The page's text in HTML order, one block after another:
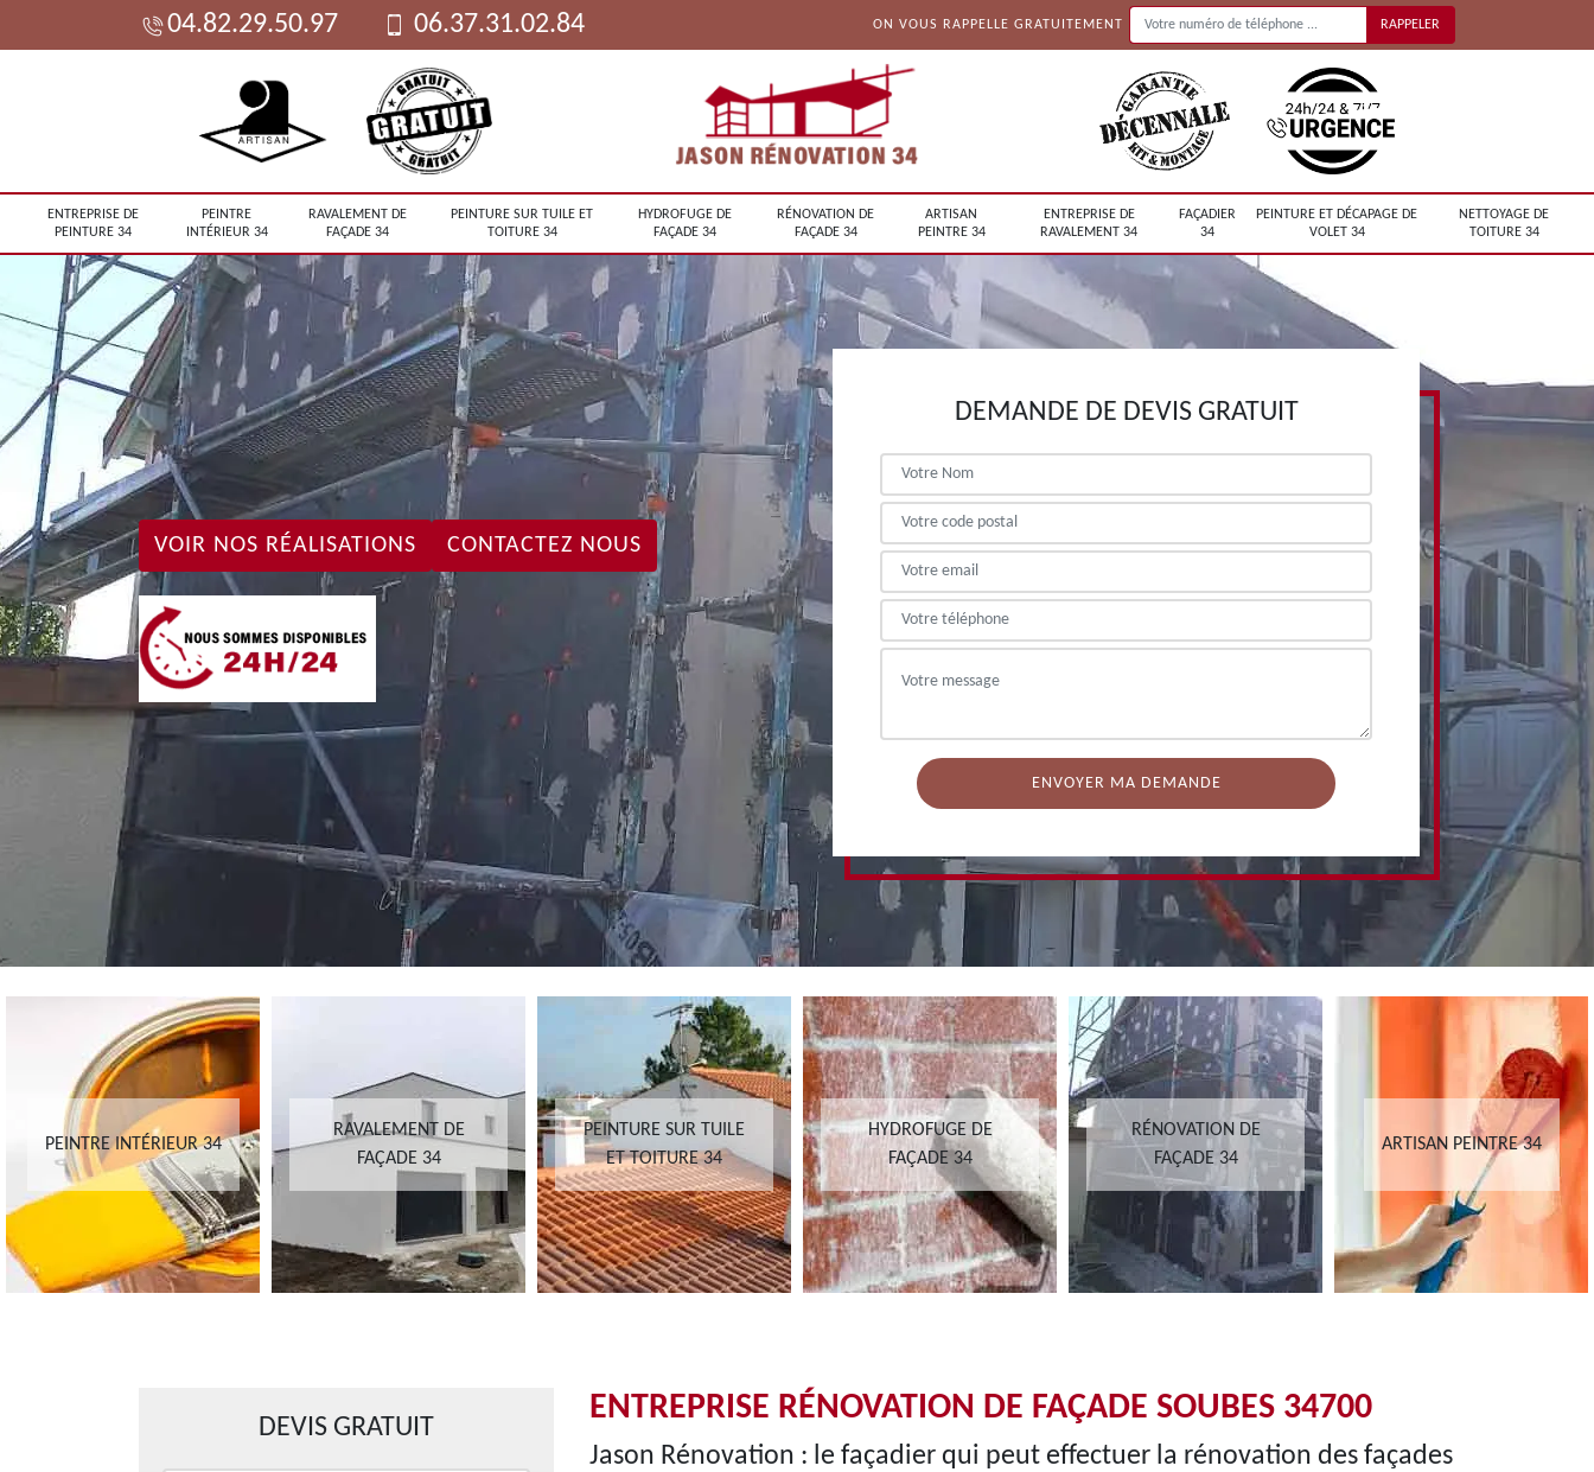
04.82.29.50.97 06.37.31.02.84 ON VOUS RAPPELLE GRATUITEMENT
ENTREPRISE DE
PEINTURE 34
PEINTRE
INTÉRIEUR 34
RAVALEMENT DE
FAÇADE 34
PEINTURE SUR TUILE ET
TOITURE 34
HYDROFUGE DE
FAÇADE 34
RÉNOVATION DE
FAÇADE 34
ARTISAN
PEINTRE 34
ENTREPRISE DE
RAVALEMENT 34
FAÇADIER
34
PEINTURE ET DÉCAPAGE DE
VOLET 34
NETTOYAGE DE
TOITURE 34
VOIR NOS RÉALISATIONS CONTACTEZ NOUS
DEMANDE DE DEVIS GRATUIT
PEINTRE INTÉRIEUR 34
RAVALEMENT DE
FAÇADE 34
PEINTURE SUR TUILE
ET TOITURE 34
HYDROFUGE DE
FAÇADE 34
RÉNOVATION DE
FAÇADE 34
ARTISAN PEINTRE 34
DEVIS GRATUIT
ENTREPRISE RÉNOVATION DE FAÇADE SOUBES 34700
Jason Rénovation : le façadier qui peut effectuer la rénovation des façades